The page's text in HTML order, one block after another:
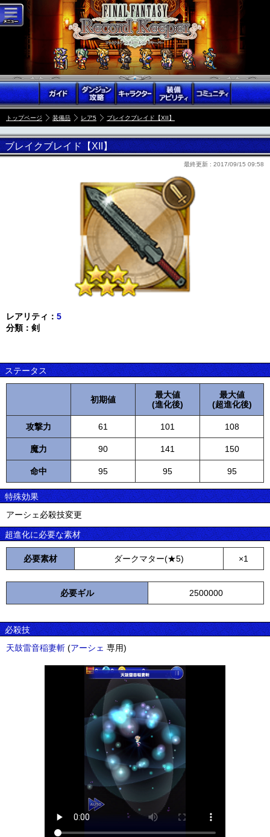
トップページ 装備品 レア5 ブレイクブレイド【XII】
ブレイクブレイド【XII】
最終更新 : 2017/09/15 09:58
レアリティ： 5
分類：剣
ステータス
初期値
最大値
(進化後)
最大値
(超進化後)
攻撃力 61 101 108
魔力 90 141 150
命中 95 95 95
特殊効果
アーシェ必殺技変更
超進化に必要な素材
必要素材 ダークマター(★5) ×1
必要ギル 2500000
必殺技
天鼓雷音稲妻斬 (アーシェ 専用)